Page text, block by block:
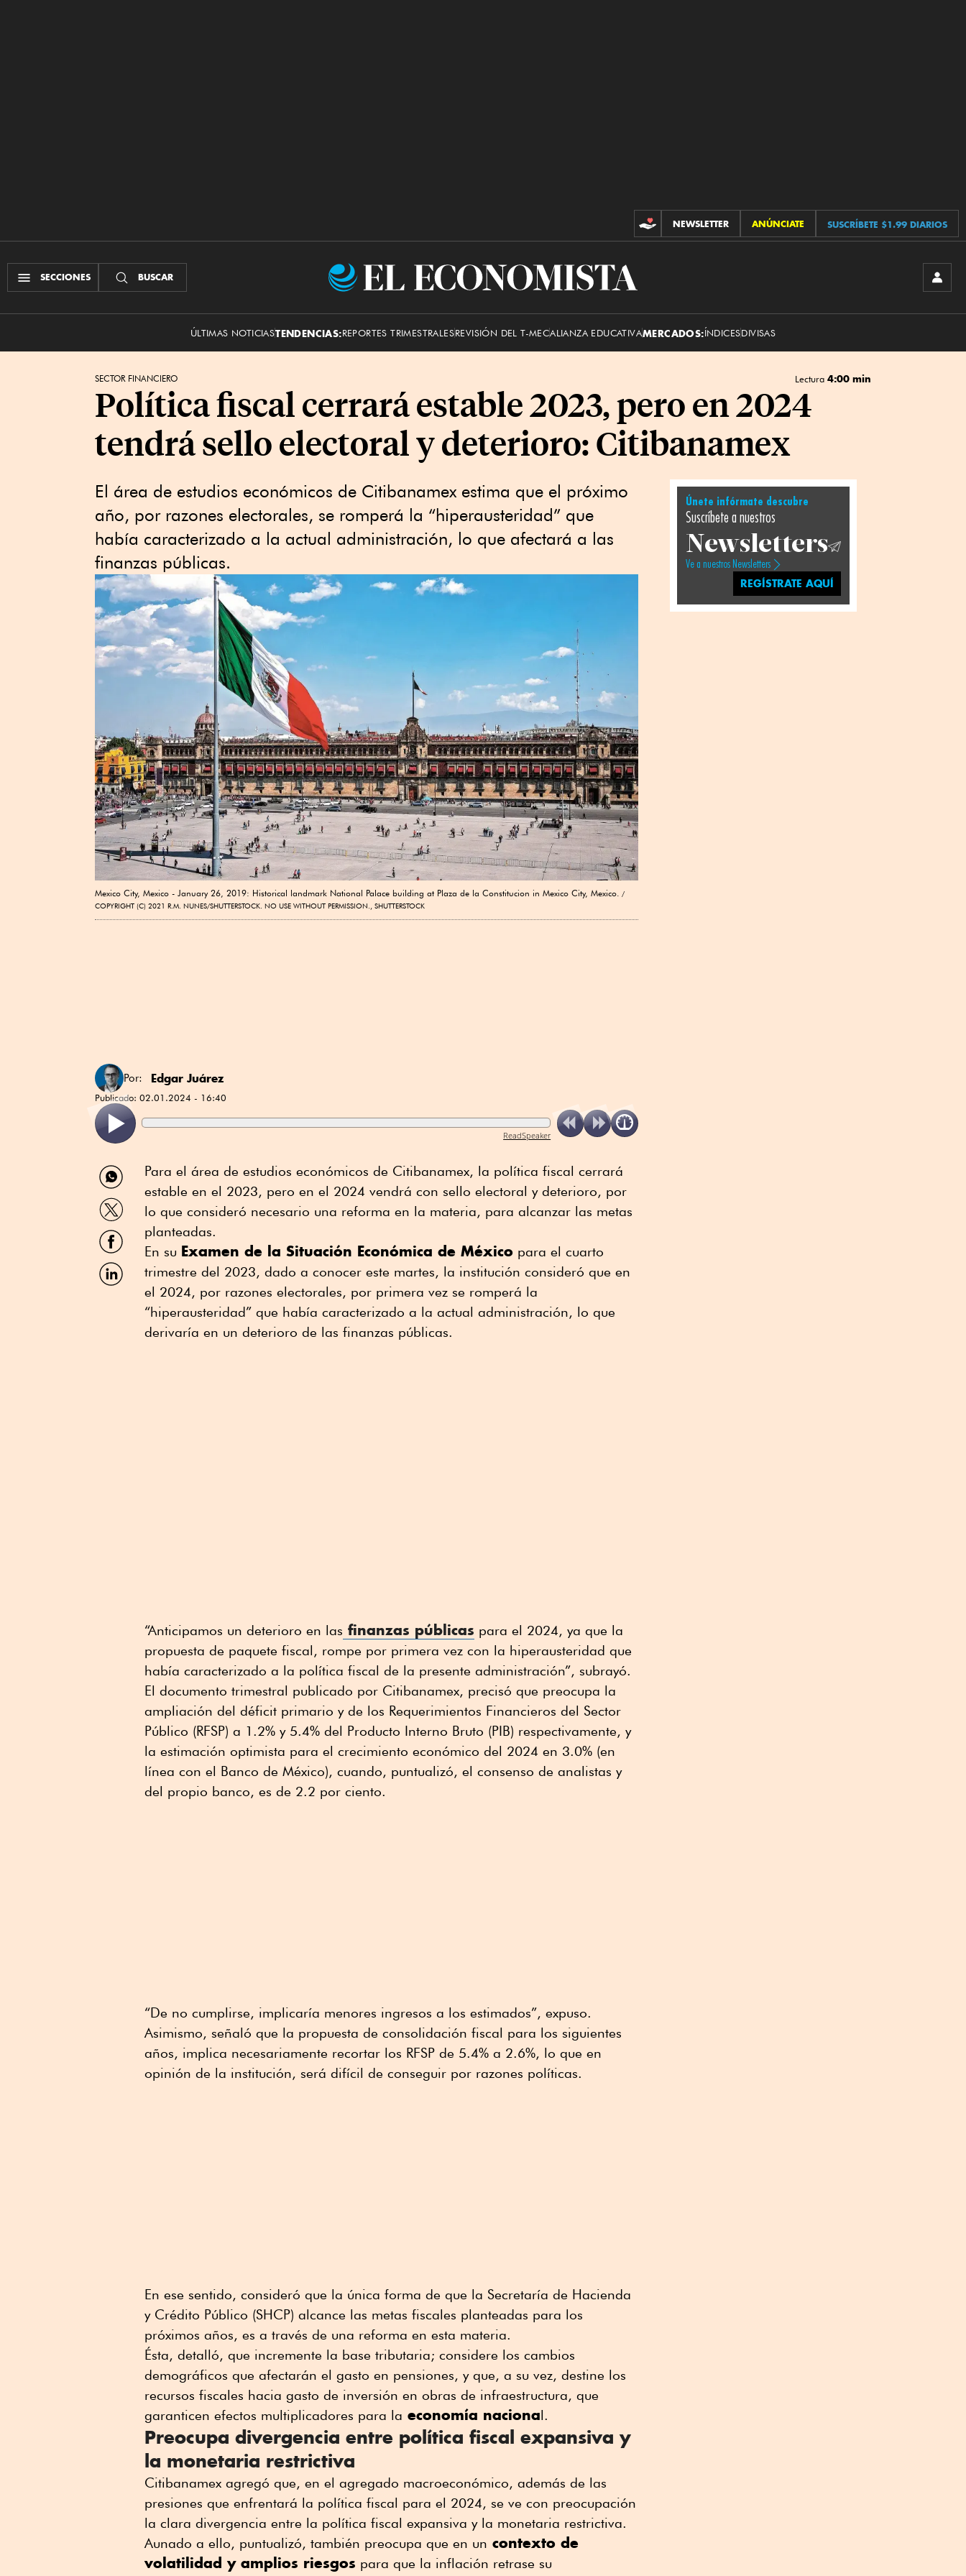
CONTRIBUCIONES
NEWSLETTER ANÚNCIATE SUSCRÍBETE $1.99 DIARIOS
SECCIONES BUSCAR
El
ÚLTIMAS NOTICIASTENDENCIAS:REPORTES TRIMESTRALESREVISIÓN DEL T-MECALIANZA EDUCATIVAMERCADOS:ÍNDICESDIVISAS
SECTOR FINANCIERO Lectura 4:00 min
Política fiscal cerrará estable 2023, pero en 2024
tendrá sello electoral y deterioro: Citibanamex
El área de estudios económicos de Citibanamex estima que el próximo
año, por razones electorales, se romperá la “hiperausteridad” que
había caracterizado a la actual administración, lo que afectará a las
finanzas públicas.
Mexico City, Mexico - January 26, 2019: Historical landmark National Palace building at Plaza de la Constitucion in Mexico City, Mexico.
COPYRIGHT (C) 2021 R.M. NUNES/SHUTTERSTOCK. NO USE WITHOUT PERMISSION., SHUTTERSTOCK
Por: Edgar Juárez
Publicado: 02.01.2024 - 16:40
ReadSpeaker
Compartir
por
WhatsApp
Compartir
por
Twitter
Compartir
por
Facebook
Compartir
por
Para el área de estudios económicos de Citibanamex, la política fiscal cerrará
estable en el 2023, pero en el 2024 vendrá con sello electoral y deterioro, por
lo que consideró necesario una reforma en la materia, para alcanzar las metas
planteadas.
En su Examen de la Situación Económica de México para el cuarto
trimestre del 2023, dado a conocer este martes, la institución consideró que en
el 2024, por razones electorales, por primera vez se romperá la
“hiperausteridad” que había caracterizado a la actual administración, lo que
derivaría en un deterioro de las finanzas públicas.
“Anticipamos un deterioro en las finanzas públicas para el 2024, ya que la
propuesta de paquete fiscal, rompe por primera vez con la hiperausteridad que
había caracterizado a la política fiscal de la presente administración”, subrayó.
El documento trimestral publicado por Citibanamex, precisó que preocupa la
ampliación del déficit primario y de los Requerimientos Financieros del Sector
Público (RFSP) a 1.2% y 5.4% del Producto Interno Bruto (PIB) respectivamente, y
la estimación optimista para el crecimiento económico del 2024 en 3.0% (en
línea con el Banco de México), cuando, puntualizó, el consenso de analistas y
del propio banco, es de 2.2 por ciento.
“De no cumplirse, implicaría menores ingresos a los estimados”, expuso.
Asimismo, señaló que la propuesta de consolidación fiscal para los siguientes
años, implica necesariamente recortar los RFSP de 5.4% a 2.6%, lo que en
opinión de la institución, será difícil de conseguir por razones políticas.
En ese sentido, consideró que la única forma de que la Secretaría de Hacienda
y Crédito Público (SHCP) alcance las metas fiscales planteadas para los
próximos años, es a través de una reforma en esta materia.
Ésta, detalló, que incremente la base tributaria; considere los cambios
demográficos que afectarán el gasto en pensiones, y que, a su vez, destine los
recursos fiscales hacia gasto de inversión en obras de infraestructura, que
garanticen efectos multiplicadores para la economía nacional.
Preocupa divergencia entre política fiscal expansiva y
la monetaria restrictiva
Citibanamex agregó que, en el agregado macroeconómico, además de las
presiones que enfrentará la política fiscal para el 2024, se ve con preocupación
la clara divergencia entre la política fiscal expansiva y la monetaria restrictiva.
Aunado a ello, puntualizó, también preocupa que en un contexto de
volatilidad y amplios riesgos para que la inflación retrase su
Únete infórmate descubre
Suscríbete a nuestros
Newsletters
Ve a nuestros Newsletters
REGÍSTRATE AQUÍ